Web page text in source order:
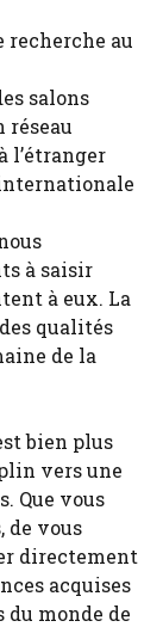
recherche au
salons
réseau
l’étranger
à saisir
à eux. La
qualités
de la
bien plus
vers une
Que vous
de vous
directement
acquises
monde de